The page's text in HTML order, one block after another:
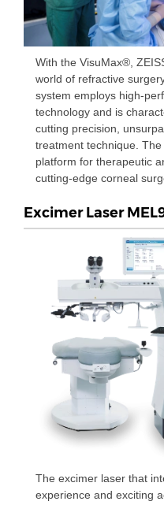
With the VisuMax®,
world of refractive
system employs high-
technology and is
cutting precision,
treatment technique.
platform for therapeutic
cutting-edge corneal
Excimer Laser
The excimer laser that
experience and exciting